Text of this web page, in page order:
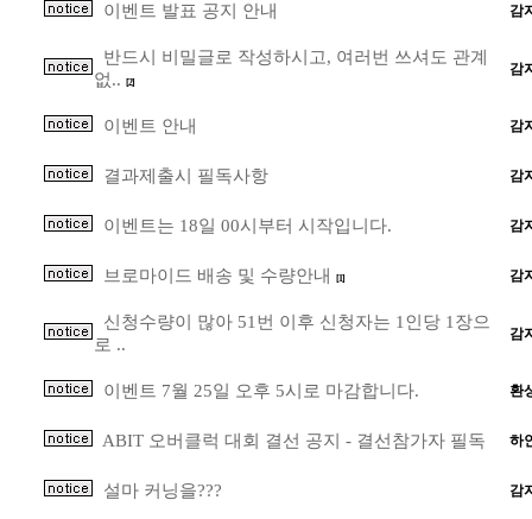
이벤트 발표 공지 안내 감
반드시 비밀글로 작성하시고, 여러번 쓰셔도 관계
없..
[2]
감
이벤트 안내 감
결과제출시 필독사항 감
이벤트는 18일 00시부터 시작입니다. 감
브로마이드 배송 및 수량안내 [1] 감
신청수량이 많아 51번 이후 신청자는 1인당 1장으
로 ..
감
이벤트 7월 25일 오후 5시로 마감합니다. 환
ABIT 오버클럭 대회 결선 공지 - 결선참가자 필독 하
설마 커닝을??? 감